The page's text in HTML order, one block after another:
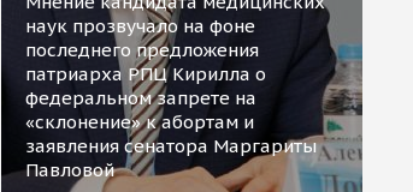
наук прозвучало на фоне
последнего предложения
патриарха РПЦ Кирилла о
федеральном запрете на
«склонение» к абортам и
заявления сенатора Маргариты
Павловой